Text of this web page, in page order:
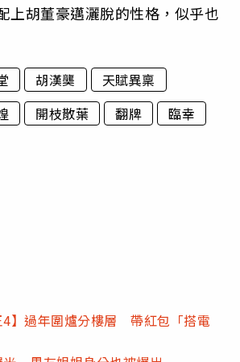
上胡董豪邁灑脫的性格，似乎也
胡漢龑
天賦異稟
開枝散葉 翻牌
臨幸
4】過年圍爐分樓層 帶紅包「搭電